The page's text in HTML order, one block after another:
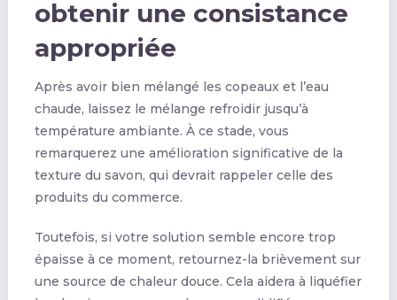
obtenir une consistance
appropriée
Après avoir bien mélangé les copeaux et l’eau
chaude, laissez le mélange refroidir jusqu’à
température ambiante. À ce stade, vous
remarquerez une amélioration significative de la
texture du savon, qui devrait rappeler celle des
produits du commerce.
Toutefois, si votre solution semble encore trop
épaisse à ce moment, retournez-la brièvement sur
une source de chaleur douce. Cela aidera à liquéfier